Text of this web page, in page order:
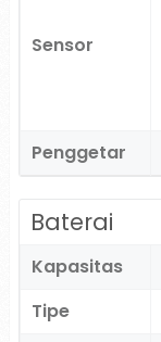
Sensor
Penggetar
Baterai
Kapasitas
Tipe